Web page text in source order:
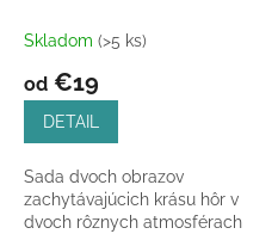
Skladom (>5 ks)
od €19
DETAIL
Sada dvoch obrazov
zachytávajúcich krásu hôr v
dvoch rôznych atmosférach